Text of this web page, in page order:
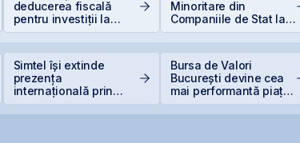
deducerea fiscală
pentru investiții la
bursă
Minoritare din
Companiile de Stat la
BVB – Soluție pentru
Simtel își extinde
prezența
internațională prin
Bursa de Valori
București devine cea
mai performantă piață